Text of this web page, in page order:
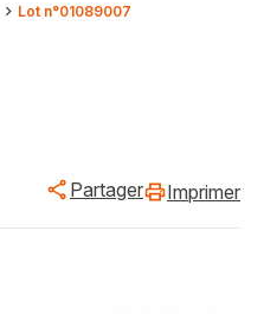
Lot n°01089007
Partager Imprimer